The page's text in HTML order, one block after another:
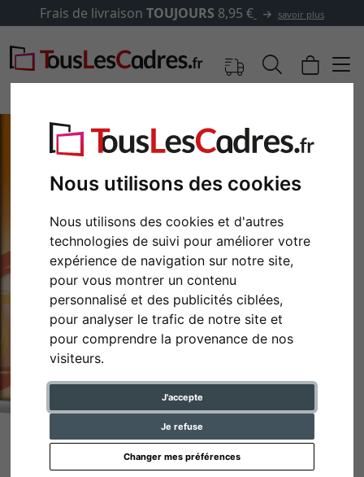
Nous utilisons des cookies
Nous utilisons des cookies et d'autres
technologies de suivi pour améliorer votre
expérience de navigation sur notre site,
pour vous montrer un contenu
personnalisé et des publicités ciblées,
pour analyser le trafic de notre site et
pour comprendre la provenance de nos
visiteurs.
J'accepte
Je refuse
Changer mes préférences
Frais de livraison TOUJOURS 8,95 € savoir plus